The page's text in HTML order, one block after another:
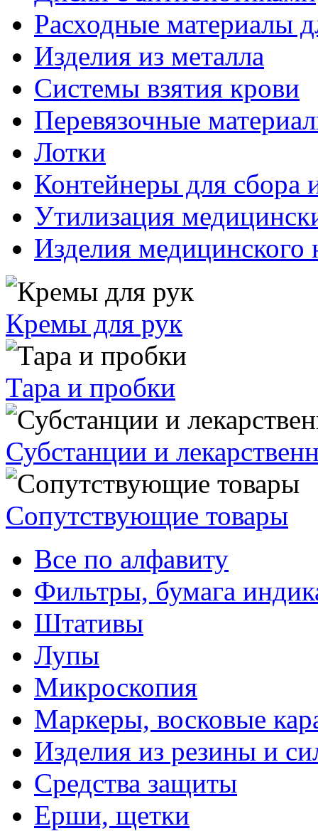
Расходные материалы
Изделия из металла
Системы взятия крови
Перевязочные
Лотки
Контейнеры для сбора
Утилизация
Изделия медицинского
Кремы для рук
Тара и пробки
Субстанции и
Сопутствующие товары
Все по алфавиту
Фильтры, бумага
Штативы
Лупы
Микроскопия
Маркеры, восковые
Изделия из резины и
Средства защиты
Ерши, щетки